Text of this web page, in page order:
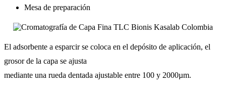
Mesa de preparación
El adsorbente a esparcir se coloca en el depósito de aplicación, el
grosor de la capa se ajusta
mediante una rueda dentada ajustable entre 100 y 2000µm.